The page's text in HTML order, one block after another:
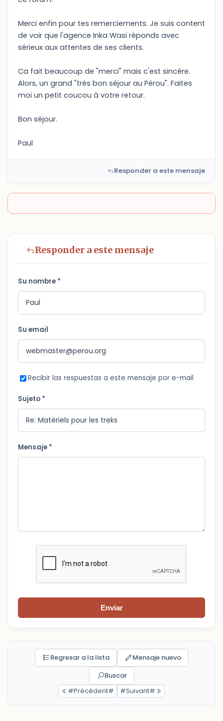
Merci enfin pour tes remerciements. Je suis content
de voir que l'agence Inka Wasi réponds avec
sérieux aux attentes de ses clients.
Ca fait beaucoup de "merci" mais c'est sincère.
Alors, un grand "très bon séjour au Pérou". Faites
moi un petit coucou à votre retour.
Bon séjour.
Paul
Responder a este mensaje
Responder a este mensaje
Su nombre *
Su email
Recibir las respuestas a este mensaje por e-mail
Sujeto *
Mensaje *
Enviar
Regresar a la lista
Mensaje nuevo
Buscar
#Précédent#
#Suivant#